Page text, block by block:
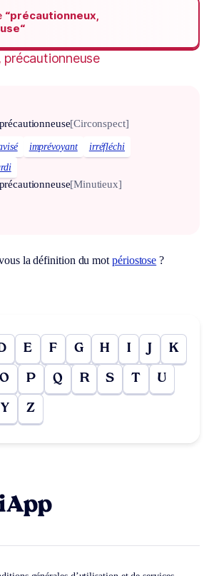
“précautionneux,
[Circonspect]
imprévoyant
irréfléchi
[Minutieux]
la définition du mot périostose ?
E F G H I J K
O P Q R S T U
Y Z